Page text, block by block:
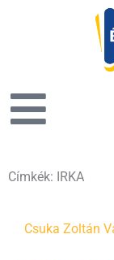
Címkék: IRKA
Csuka Zoltán